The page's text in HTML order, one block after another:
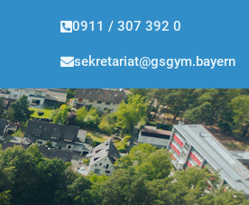
0911 / 307 392 0
sekretariat@gsgym.bayern